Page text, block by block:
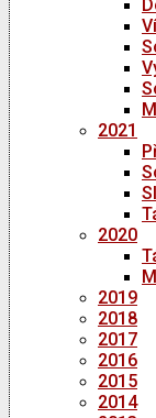
2021
2020
2019
2018
2017
2016
2015
2014